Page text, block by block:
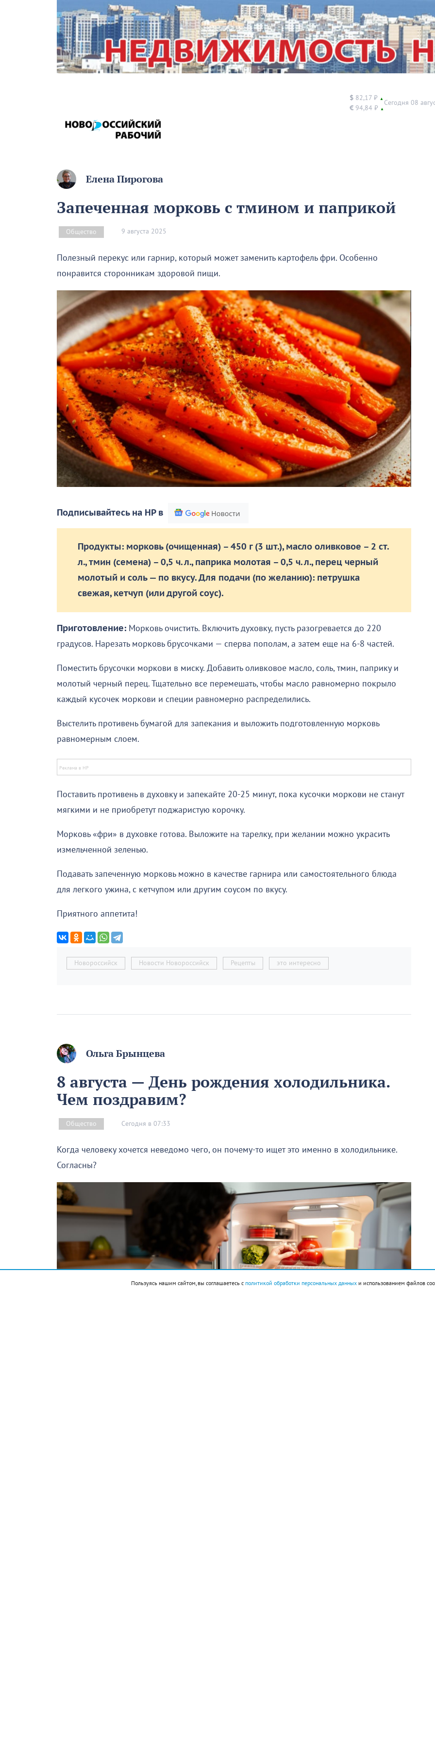
$ 82,17 ₽ ▲
€ 94,84 ₽ ▲
Сегодня 08
Елена Пирогова
Запеченная морковь с тмином и паприкой
Общество 9 августа 2025
Полезный перекус или гарнир, который может заменить картофель фри. Особенно
понравится сторонникам здоровой пищи.
Подписывайтесь на НР в
Продукты: морковь (очищенная) – 450 г (3 шт.), масло оливковое – 2 ст.
л., тмин (семена) – 0,5 ч. л., паприка молотая – 0,5 ч. л., перец черный
молотый и соль — по вкусу. Для подачи (по желанию): петрушка
свежая, кетчуп (или другой соус).
Приготовление: Морковь очистить. Включить духовку, пусть разогревается до 220
градусов. Нарезать морковь брусочками — сперва пополам, а затем еще на 6-8 частей.
Поместить брусочки моркови в миску. Добавить оливковое масло, соль, тмин, паприку и
молотый черный перец. Тщательно все перемешать, чтобы масло равномерно покрыло
каждый кусочек моркови и специи равномерно распределились.
Выстелить противень бумагой для запекания и выложить подготовленную морковь
равномерным слоем.
Поставить противень в духовку и запекайте 20-25 минут, пока кусочки моркови не станут
мягкими и не приобретут поджаристую корочку.
Морковь «фри» в духовке готова. Выложите на тарелку, при желании можно украсить
измельченной зеленью.
Подавать запеченную морковь можно в качестве гарнира или самостоятельного блюда
для легкого ужина, с кетчупом или другим соусом по вкусу.
Приятного аппетита!
Новороссийск Новости Новороссийск Рецепты это интересно
Ольга Брынцева
8 августа — День рождения холодильника.
Чем поздравим?
Общество Сегодня в 07:33
Когда человеку хочется неведомо чего, он почему-то ищет это именно в холодильнике.
Согласны?
Пользуясь нашим сайтом, вы соглашаетесь с политикой обработки персональных данныхи использованием файлов